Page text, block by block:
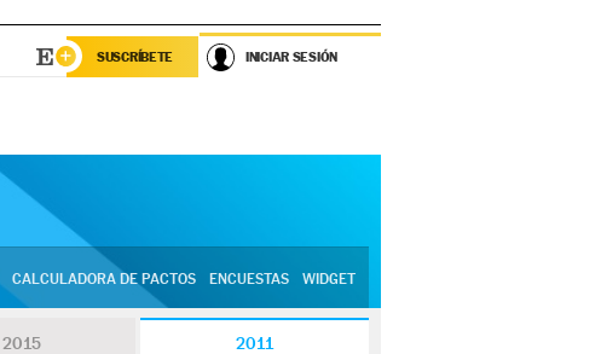
SUSCRÍBETE INICIAR SESIÓN
CALCULADORA DE PACTOS ENCUESTAS WIDGET
2015 2011